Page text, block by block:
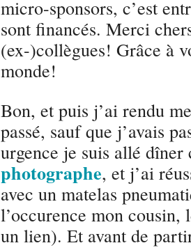
micro-sponsors, c’est
sont financés. Merci
(ex-)collègues! Grâce à
monde!
Bon, et puis j’ai rendu
passé, sauf que j’avais
urgence je suis allé
photographe, et j’ai
avec un matelas
l’occurence mon
un lien). Et avant de